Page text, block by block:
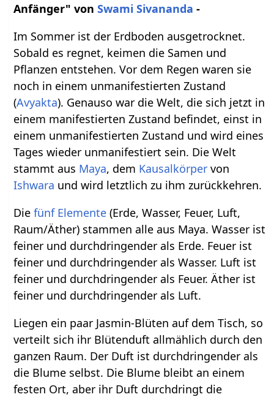
Anfänger" vonSwami Sivananda -
Im Sommer ist der Erdboden ausgetrocknet.
Sobald es regnet, keimen die Samen und
Pflanzen entstehen. Vor dem Regen waren sie
noch in einem unmanifestierten Zustand
(Avyakta). Genauso war die Welt, die sich jetzt in
einem manifestierten Zustand befindet, einst in
einem unmanifestierten Zustand und wird eines
Tages wieder unmanifestiert sein. Die Welt
stammt aus Maya, dem Kausalkörper von
Ishwara und wird letztlich zu ihm zurückkehren.
Diefünf Elemente (Erde, Wasser, Feuer, Luft,
Raum/Äther) stammen alle aus Maya. Wasser ist
feiner und durchdringender als Erde. Feuer ist
feiner und durchdringender als Wasser. Luft ist
feiner und durchdringender als Feuer. Äther ist
feiner und durchdringender als Luft.
Liegen ein paar Jasmin-Blüten auf dem Tisch, so
verteilt sich ihr Blütenduft allmählich durch den
ganzen Raum. Der Duft ist durchdringender als
die Blume selbst. Die Blume bleibt an einem
festen Ort, aber ihr Duft durchdringt die